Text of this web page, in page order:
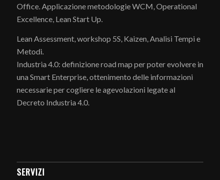
Office. Applicazione metodologie WCM, Operational
Excellence, Lean Start Up.
Lean Assessment, workshop 5S, Kaizen, Analisi Tempi e
Metodi.
Industria 4.0: definizione road map per poter evolvere in
una Smart Enterprise, ottenimento delle informazioni
necessarie per cogliere le agevolazioni legate al
Decreto Industria 4.0.
SERVIZI